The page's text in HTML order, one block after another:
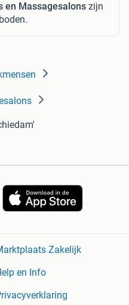
en Massagesalons zijn
Zakelijk
en Info